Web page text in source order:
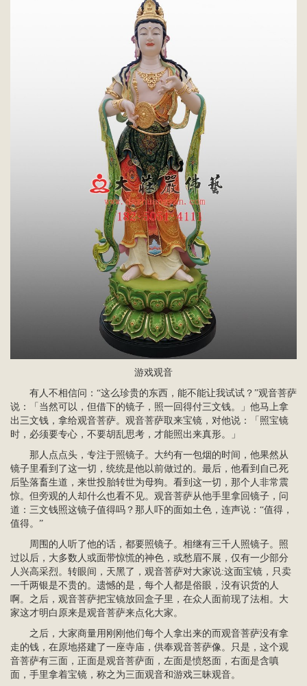
游戏观音
有人不相信问：“这么珍贵的东西，能不能让我试试？”观音菩萨
说：「当然可以，但借下的镜子，照一回得付三文钱。」他马上拿
出三文钱，拿给观音菩萨。观音菩萨取来宝镜，对他说：「照宝镜
时，必须要专心，不要胡乱思考，才能照出来真形。」
那人点点头，专注于照镜子。大约有一包烟的时间，他果然从
镜子里看到了这一切，统统是他以前做过的。最后，他看到自己死
后坠落畜生道，来世投胎转世为母狗。看到这一切，那个人非常震
惊。但旁观的人却什么也看不见。观音菩萨从他手里拿回镜子，问
道：三文钱照这镜子值得吗？那人吓的面如土色，连声说：“值得，
值得。”
周围的人听了他的话，都要照镜子。相继有三千人照镜子。照
过以后，大多数人或面带惊慌的神色，或愁眉不展，仅有一少部分
人兴高采烈。转眼间，天黑了，观音菩萨对大家说:这面宝镜，只卖
一千两银是不贵的。遗憾的是，每个人都是俗眼，没有识货的人
啊。之后，观音菩萨把宝镜放回盒子里，在众人面前现了法相。大
家这才明白原来是观音菩萨来点化大家。
之后，大家商量用刚刚他们每个人拿出来的而观音菩萨没有拿
走的钱，在原地搭建了一座寺庙 ，供奉观音菩萨像。只是，这个观
音菩萨有三面，正面是观音菩萨面，左面是愤怒面，右面是含嗔
面，手里拿着宝镜，称之为三面观音和游戏三昧观音。